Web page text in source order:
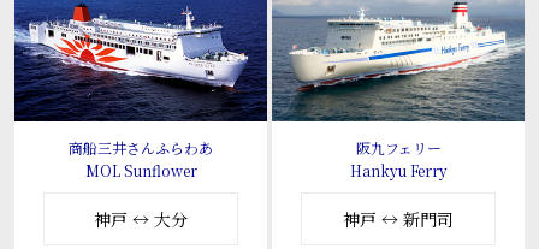
商船三井さんふらわあ
MOL Sunflower
神戸 ↔ 大分
阪九フェリー
Hankyu Ferry
神戸 ↔ 新門司